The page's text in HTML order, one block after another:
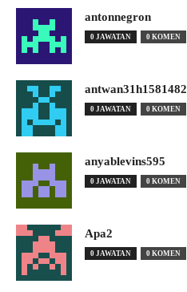
antonnegron
0 JAWATAN 0 KOMEN
antwan31h1581482
0 JAWATAN 0 KOMEN
anyablevins595
0 JAWATAN 0 KOMEN
Apa2
0 JAWATAN 0 KOMEN